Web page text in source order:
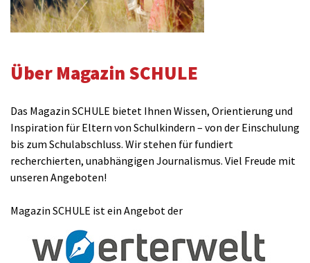
Über Magazin SCHULE
Das Magazin SCHULE bietet Ihnen Wissen, Orientierung und
Inspiration für Eltern von Schulkindern – von der Einschulung
bis zum Schulabschluss. Wir stehen für fundiert
recherchierten, unabhängigen Journalismus. Viel Freude mit
unseren Angeboten!
Magazin SCHULE ist ein Angebot der